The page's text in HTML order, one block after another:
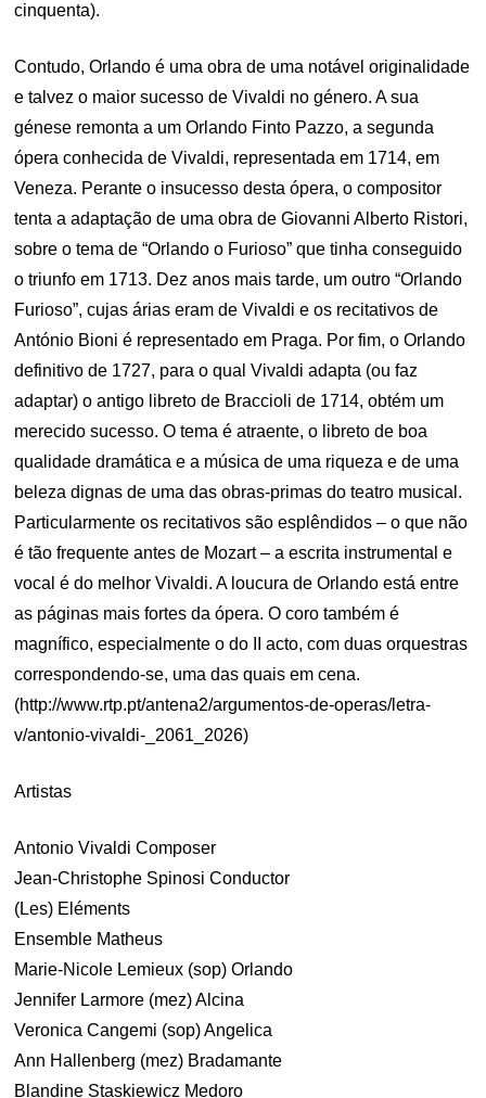
cinquenta).
Contudo, Orlando é uma obra de uma notável originalidade
e talvez o maior sucesso de Vivaldi no género. A sua
génese remonta a um Orlando Finto Pazzo, a segunda
ópera conhecida de Vivaldi, representada em 1714, em
Veneza. Perante o insucesso desta ópera, o compositor
tenta a adaptação de uma obra de Giovanni Alberto Ristori,
sobre o tema de “Orlando o Furioso” que tinha conseguido
o triunfo em 1713. Dez anos mais tarde, um outro “Orlando
Furioso”, cujas árias eram de Vivaldi e os recitativos de
António Bioni é representado em Praga. Por fim, o Orlando
definitivo de 1727, para o qual Vivaldi adapta (ou faz
adaptar) o antigo libreto de Braccioli de 1714, obtém um
merecido sucesso. O tema é atraente, o libreto de boa
qualidade dramática e a música de uma riqueza e de uma
beleza dignas de uma das obras-primas do teatro musical.
Particularmente os recitativos são esplêndidos – o que não
é tão frequente antes de Mozart – a escrita instrumental e
vocal é do melhor Vivaldi. A loucura de Orlando está entre
as páginas mais fortes da ópera. O coro também é
magnífico, especialmente o do II acto, com duas orquestras
correspondendo-se, uma das quais em cena.
(http://www.rtp.pt/antena2/argumentos-de-operas/letra-
v/antonio-vivaldi-_2061_2026)
Artistas
Antonio Vivaldi Composer
Jean-Christophe Spinosi Conductor
(Les) Eléments
Ensemble Matheus
Marie-Nicole Lemieux (sop) Orlando
Jennifer Larmore (mez) Alcina
Veronica Cangemi (sop) Angelica
Ann Hallenberg (mez) Bradamante
Blandine Staskiewicz Medoro